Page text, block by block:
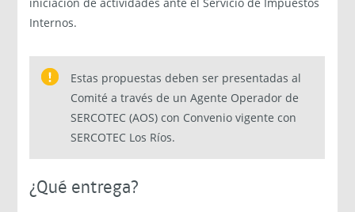
Internos.
Estas propuestas deben ser presentadas al
Comité a través de un Agente Operador de
SERCOTEC (AOS) con Convenio vigente con
SERCOTEC Los Ríos.
¿Qué entrega?